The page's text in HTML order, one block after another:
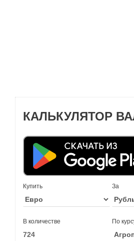
КАЛЬКУЛЯТОР
Купить За
В количестве По